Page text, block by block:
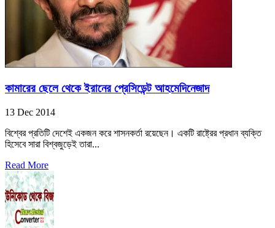
কামারের ছেলে থেকে ইরানের প্রেসিডেন্ট আহমেদিনেজাদ
13 Dec 2014
বিশ্বের প্রতিটি দেশেই একজন করে শাসনকর্তা রয়েছেন। একটি রাষ্ট্রের প্রধান ব্যক্তি
হিসেবে সারা বিশ্বজুড়েই তারা...
Read More